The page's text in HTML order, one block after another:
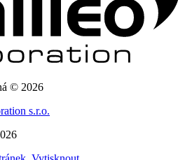
© 2026
s.r.o.